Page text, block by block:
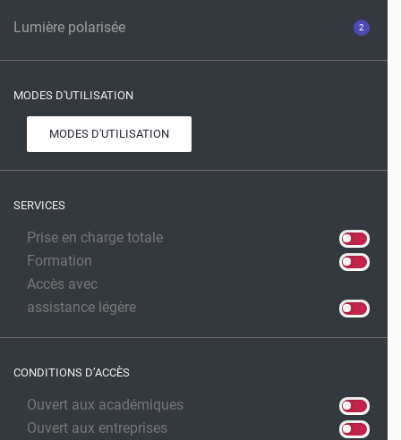
Lumière polarisée 2
MODES D'UTILISATION
MODES D'UTILISATION
SERVICES
Prise en charge totale
Formation
Accès avec
assistance légère
CONDITIONS D’ACCÈS
Ouvert aux académiques
Ouvert aux entreprises